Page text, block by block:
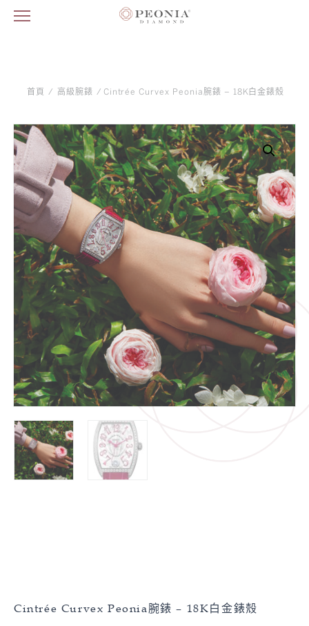
首頁 / 高級腕錶 / Cintrée Curvex Peonia腕錶 – 18K白金錶殼
Cintrée Curvex Peonia腕錶 – 18K白金錶殼